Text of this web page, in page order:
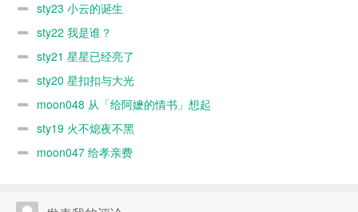
sty23 小云的诞生
sty22 我是谁？
sty21 星星已经亮了
sty20 星扣扣与大光
moon048 从「给阿嬷的情书」想起
sty19 火不熄夜不黑
moon047 给孝亲费